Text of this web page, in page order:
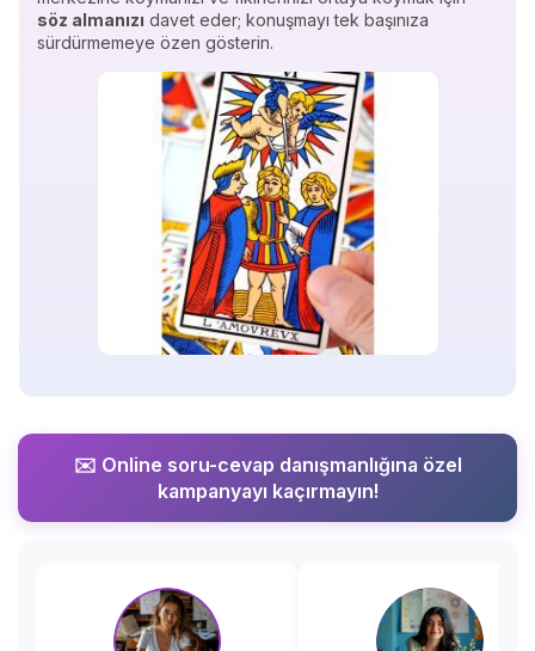
söz almanızı davet eder; konuşmayı tek başınıza
sürdürmemeye özen gösterin.
✉️ Online soru-cevap danışmanlığına özel
kampanyayı kaçırmayın!